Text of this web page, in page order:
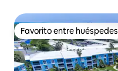
Favorito entre huéspedes
Favorito entre huéspedes